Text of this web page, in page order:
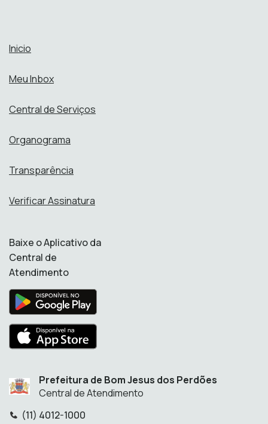
Inicio
Meu Inbox
Central de Serviços
Organograma
Transparência
Verificar Assinatura
Baixe o Aplicativo da
Central de
Atendimento
Prefeitura de Bom Jesus dos Perdões
Central de Atendimento
(11) 4012-1000